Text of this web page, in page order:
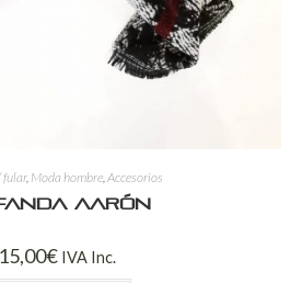
fular, Moda hombre Accesorios
Aarón
15,00€ IVA Inc.